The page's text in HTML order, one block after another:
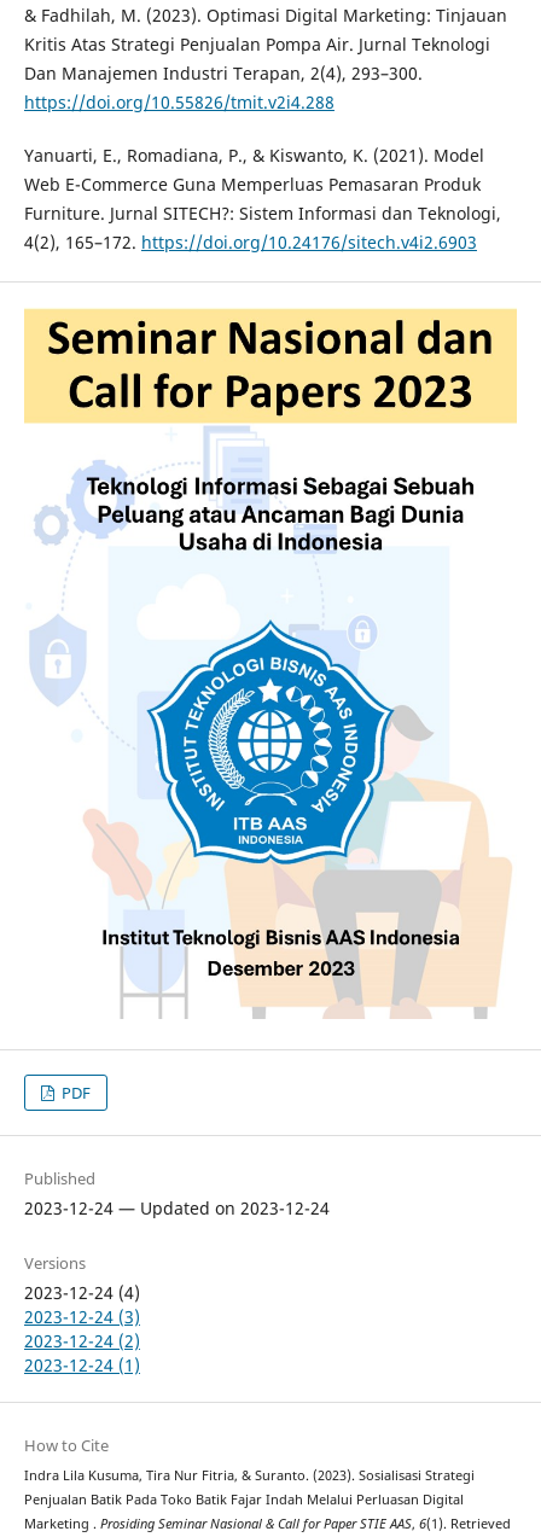
& Fadhilah, M. (2023). Optimasi Digital Marketing: Tinjauan
Kritis Atas Strategi Penjualan Pompa Air. Jurnal Teknologi
Dan Manajemen Industri Terapan, 2(4), 293–300.
https://doi.org/10.55826/tmit.v2i4.288
Yanuarti, E., Romadiana, P., & Kiswanto, K. (2021). Model
Web E-Commerce Guna Memperluas Pemasaran Produk
Furniture. Jurnal SITECH?: Sistem Informasi dan Teknologi,
4(2), 165–172. https://doi.org/10.24176/sitech.v4i2.6903
PDF
Published
2023-12-24 — Updated on 2023-12-24
Versions
2023-12-24 (4)
2023-12-24 (3)
2023-12-24 (2)
2023-12-24 (1)
How to Cite
Indra Lila Kusuma, Tira Nur Fitria, & Suranto. (2023). Sosialisasi Strategi
Penjualan Batik Pada Toko Batik Fajar Indah Melalui Perluasan Digital
Marketing . Prosiding Seminar Nasional & Call for Paper STIE AAS, 6(1). Retrieved